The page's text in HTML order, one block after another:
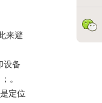
来避
设备
。
定位